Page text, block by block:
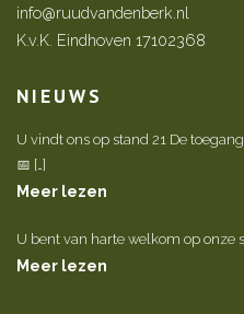
info@ruudvandenberk.nl
K.v.K. Eindhoven 17102368
NIEUWS
U vindt ons op stand 21 De
📅 […]
Meer lezen
U bent van harte welkom op onze
Meer lezen